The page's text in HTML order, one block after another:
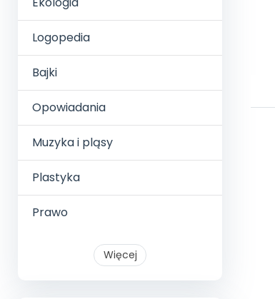
Logopedia
Bajki
Opowiadania
Muzyka i pląsy
Plastyka
Prawo
Więcej